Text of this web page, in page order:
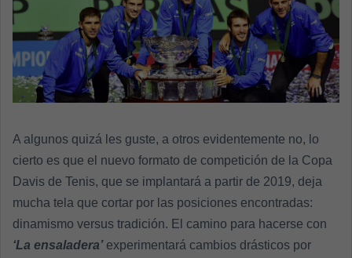
A algunos quizá les guste, a otros evidentemente no, lo
cierto es que el nuevo formato de competición de la Copa
Davis de Tenis, que se implantará a partir de 2019, deja
mucha tela que cortar por las posiciones encontradas:
dinamismo versus tradición. El camino para hacerse con
‘La ensaladera’ experimentará cambios drásticos por